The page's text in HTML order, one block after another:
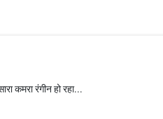
कमरा रंगीन हो रहा...